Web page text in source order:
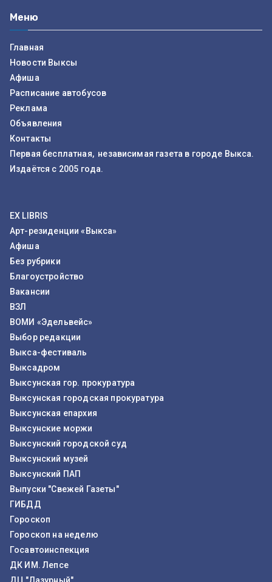
Меню
Главная
Новости Выксы
Афиша
Расписание автобусов
Реклама
Объявления
Контакты
Первая бесплатная, независимая газета в городе Выкса.
Издаётся с 2005 года.
EX LIBRIS
Арт-резиденции «Выкса»
Афиша
Без рубрики
Благоустройство
Вакансии
ВЗЛ
ВОМИ «Эдельвейс»
Выбор редакции
Выкса-фестиваль
Выксадром
Выксунская гор. прокуратура
Выксунская городская прокуратура
Выксунская епархия
Выксунские моржи
Выксунский городской суд
Выксунский музей
Выксунский ПАП
Выпуски "Свежей Газеты"
ГИБДД
Гороскоп
Гороскоп на неделю
Госавтоинспекция
ДК ИМ. Лепсе